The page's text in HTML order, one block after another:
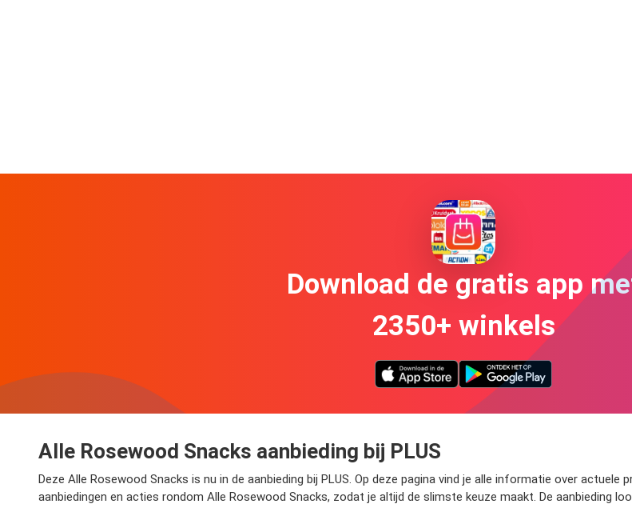
Download de gratis app
2350+ winkels
Alle Rosewood Snacks aanbieding bij PLUS
Deze Alle Rosewood Snacks is nu in de aanbieding bij PLUS. Op deze pagina vind je alle informatie over
aanbiedingen en acties rondom Alle Rosewood Snacks, zodat je altijd de slimste keuze maakt. De aanbieding